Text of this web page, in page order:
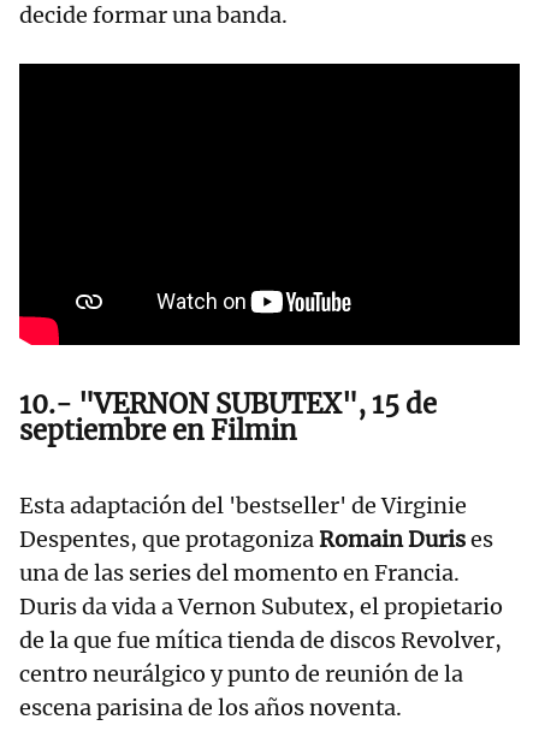
decide formar una banda.
10.- "VERNON SUBUTEX", 15 de
septiembre en Filmin
Esta adaptación del 'bestseller' de Virginie
Despentes, que protagonizaRomain Durises
una de las series del momento en Francia.
Duris da vida a Vernon Subutex, el propietario
de la que fue mítica tienda de discos Revolver,
centro neurálgico y punto de reunión de la
escena parisina de los años noventa.